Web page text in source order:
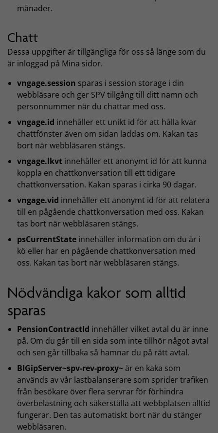
månader.
Chatt
Dessa uppgifter är tillgängliga för oss så länge som du
är inloggad på Mina sidor.
vngage.session sparas i session storage i din
webbläsare och ger SPV tillgång till ditt namn och
personnummer när du chattar med oss.
vngage.id innehåller ett unikt id för att hålla kvar
chattfönster även om sidan laddas om. Kakan tas
bort när webbläsaren stängs.
vngage.lkvt innehåller ett anonymt id för att kunna
koppla en chattkonversation till ett tidigare
chattkonversation. Kakan sparas i cirka 90 dagar.
vngage.vid innehåller ett anonymt id för att relatera
till en pågående chattkonversation med oss. Kakan
tas bort när webbläsaren stängs.
psCurrentState innehåller information om du är i
kö eller har en pågående chattkonversation med
oss. Kakan tas bort när webbläsaren stängs.
Nödvändiga kakor som alltid
sparas
PensionContractId innehåller vilket avtal du är inne
på. Om du går till en sida som inte tillhör något avtal
och sen går tillbaka så hamnar du på rätt avtal.
BIGipServer~spv-rev-proxy~är en kaka som
används av vår lastbalanserare som sprider trafiken
från besökare över flera servrar för förhindra
överbelastning och säkerställa att webbplatsen alltid
fungerar. Den tas automatiskt bort när du stänger
webbläsaren.